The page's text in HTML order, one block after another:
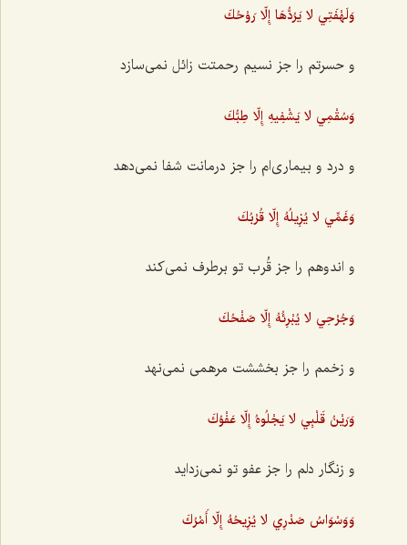
وَلَهْفَتِي لا يَرُدُّهَا إِلّا رَوْحُكَ
و حسرتم را جز نسیم رحمتت زائل نمی‌سازد
وَسُقْمِي لا يَشْفِيهِ إِلّا طِبُّكَ
و درد و بیماری‌ام را جز درمانت شفا نمی‌دهد
وَغَمِّي لا يُزِيلُهُ إِلّا قُرْبُكَ
و اندوهم را جز قُرب تو برطرف نمی‌کند
وَجُرْحِي لا يُبْرِئُهُ إِلّا صَفْحُكَ
و زخمم را جز بخششت مرهمی نمی‌نهد
وَرَيْنُ قَلْبِي لا يَجْلُوهُ إِلّا عَفْوُكَ
و زنگار دلم را جز عفو تو نمی‌زداید
وَوَسْوَاسُ صَدْرِي لا يُزِيحُهُ إِلّا أَمْرُكَ